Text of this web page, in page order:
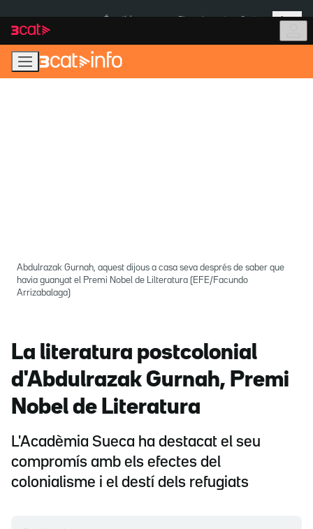
navegació
principal
contingut
Més
Abdulrazak Gurnah, aquest dijous a casa seva després de saber que
havia guanyat el Premi Nobel de Lilteratura (EFE/Facundo
Arrizabalaga)
La literatura postcolonial
d'Abdulrazak Gurnah, Premi
Nobel de Literatura
L'Acadèmia Sueca ha destacat el seu
compromís amb els efectes del
colonialisme i el destí dels refugiats